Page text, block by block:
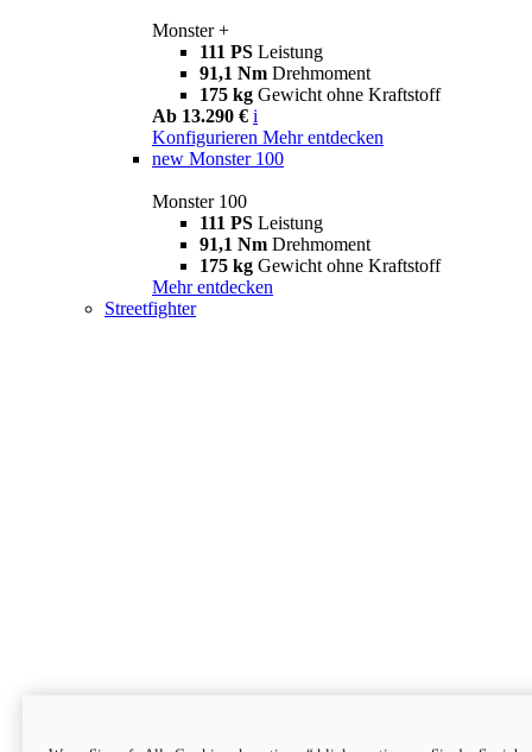
Monster +
111 PS Leistung
91,1 Nm Drehmoment
175 kg Gewicht ohne Kraftstoff
Ab 13.290 € i
Konfigurieren Mehr entdecken
new Monster 100
Monster 100
111 PS Leistung
91,1 Nm Drehmoment
175 kg Gewicht ohne Kraftstoff
Mehr entdecken
Streetfighter